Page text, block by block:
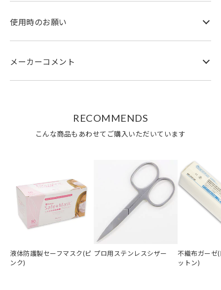
使用時のお願い
メーカーコメント
RECOMMENDS
こんな商品もあわせてご購入いただいています
液体防護製セーフマスク(ピ
ンク)
プロ用ステンレスシザー
不織布ガーゼ
ットン)